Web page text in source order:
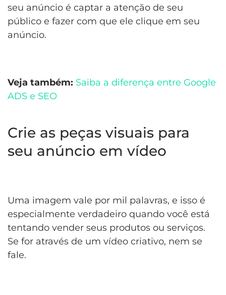
seu anúncio é captar a atenção de seu
público e fazer com que ele clique em seu
anúncio.
Veja também: Saiba a diferença entre Google
ADS e SEO
Crie as peças visuais para
seu anúncio em vídeo
Uma imagem vale por mil palavras, e isso é
especialmente verdadeiro quando você está
tentando vender seus produtos ou serviços.
Se for através de um vídeo criativo, nem se
fale.